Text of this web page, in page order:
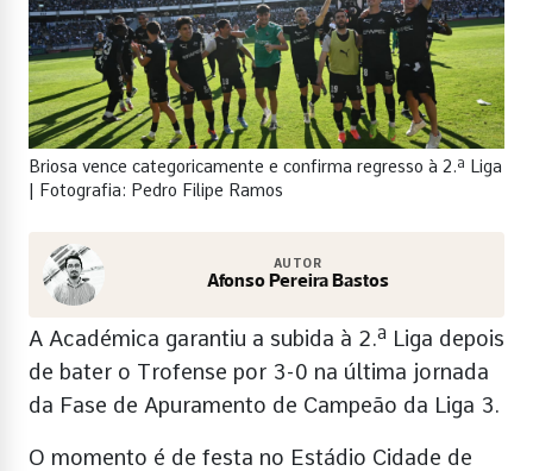
Briosa vence categoricamente e confirma regresso à 2.ª Liga
| Fotografia: Pedro Filipe Ramos
AUTOR
Afonso Pereira Bastos
A Académica garantiu a subida à 2.ª Liga depois
de bater o Trofense por 3-0 na última jornada
da Fase de Apuramento de Campeão da Liga 3.
O momento é de festa no Estádio Cidade de